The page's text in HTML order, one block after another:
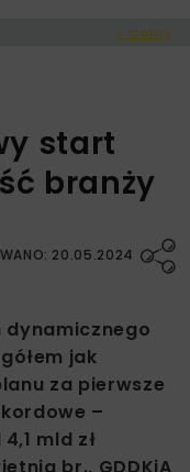
< Cofnij
start
branży
20.05.2024
dynamicznego
jak
za pierwsze
–
mld zł